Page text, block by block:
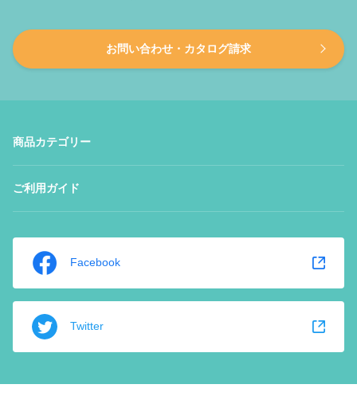
お問い合わせ・カタログ請求
商品カテゴリー
ご利用ガイド
Facebook
Twitter